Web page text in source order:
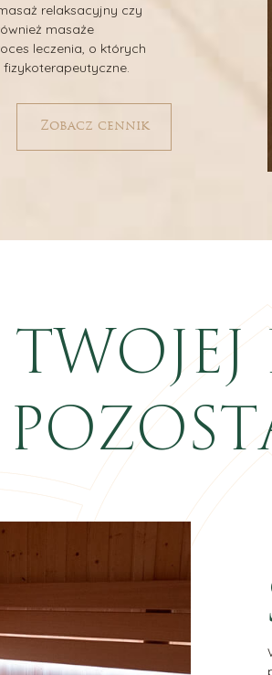
relaksacyjny czy
masaże
leczenia, o których
Zobacz cennik